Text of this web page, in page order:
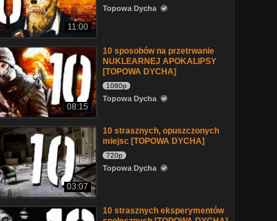
11:00
Topowa Dycha
08:15
10 sposobów na przetrwanie
NUKLEARNEJ APOKALIPSY
[TOPOWA DYCHA]
1080p
Topowa Dycha
03:07
10 strasznych, opuszczonych
miejsc [TOPOWA DYCHA]
720p
Topowa Dycha
10 strasznych eksperymentów